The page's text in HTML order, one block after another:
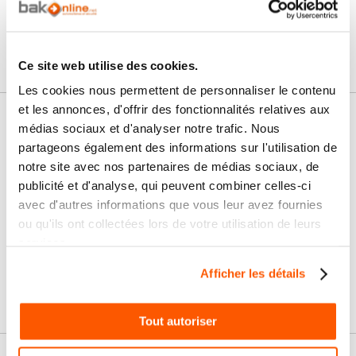
Ce site web utilise des cookies.
Les cookies nous permettent de personnaliser le contenu
et les annonces, d'offrir des fonctionnalités relatives aux
médias sociaux et d'analyser notre trafic. Nous
partageons également des informations sur l'utilisation de
notre site avec nos partenaires de médias sociaux, de
publicité et d'analyse, qui peuvent combiner celles-ci
avec d'autres informations que vous leur avez fournies
ou qu'ils ont collectées lors de votre utilisation de leurs
Afficher les détails
Tout autoriser
Nos services
Paiement
100% sécurisé
3x sans frais
Livraison
24/72H
SAV & Retours